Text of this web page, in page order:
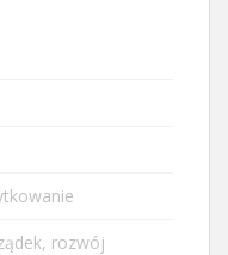
rozwój